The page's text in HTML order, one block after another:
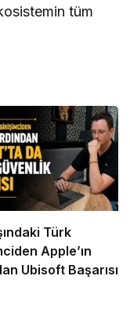
tüm
Türk
Apple’ın
Ubisoft Başarısı